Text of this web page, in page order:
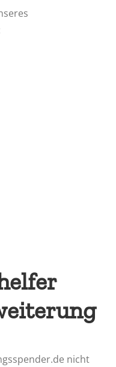
nicht